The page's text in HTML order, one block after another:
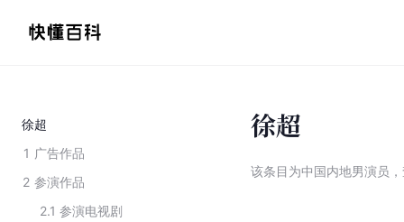
徐超
1 广告作品
2 参演作品
2.1 参演电视剧
徐超
该条目为中国内地男演员 ，